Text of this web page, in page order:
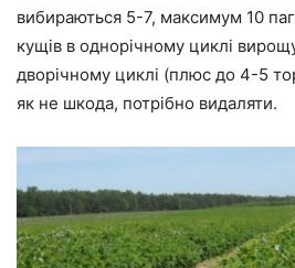
вибираються 5-7, максимум 10
кущів в однорічному циклі
дворічному циклі (плюс до 4-5
як не шкода, потрібно видаляти.